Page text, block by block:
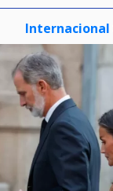
Internacional